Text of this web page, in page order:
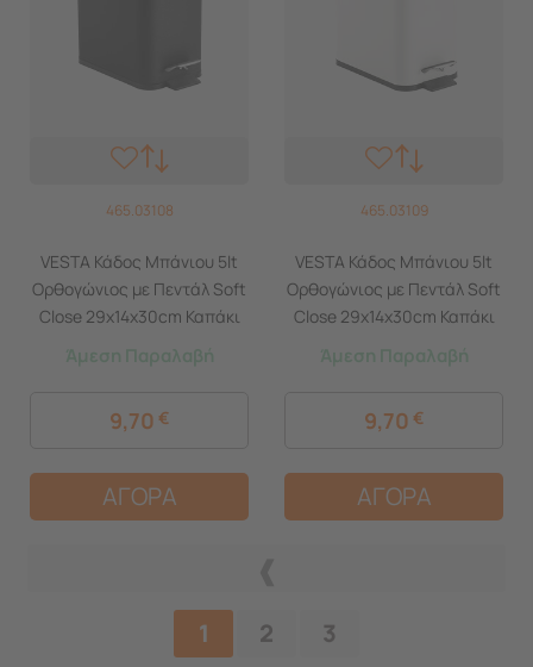
465.03108
VESTA Κάδος Μπάνιου 5lt
Ορθογώνιος με Πεντάλ Soft
Close 29x14x30cm Καπάκι
Slim Μεταλλικός Matte
Άμεση Παραλαβή
9,70 €
ΑΓΟΡΑ
465.03109
VESTA Κάδος Μπάνιου 5lt
Ορθογώνιος με Πεντάλ Soft
Close 29x14x30cm Καπάκι
Slim Μεταλλικός Matte
Άμεση Παραλαβή
9,70 €
ΑΓΟΡΑ
1 2 3